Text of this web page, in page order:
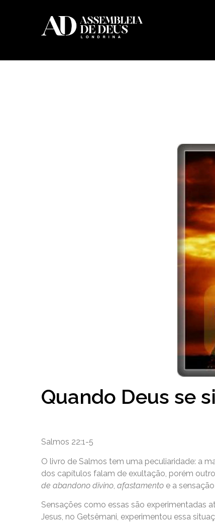
Quando Deus se
Salmos 22:1-5
O livro de Salmos tem uma peculiaridade: a
dos capítulos falam de exultação, porém
de abandono divino afastamento e a
Sensações como essas são experimentadas
Jesus, no Getsêmani, experimentou essa